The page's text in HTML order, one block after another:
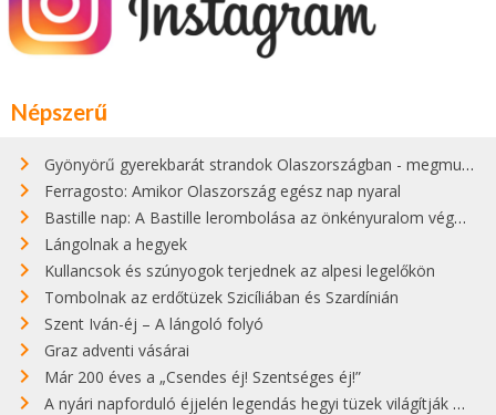
Népszerű
Gyönyörű gyerekbarát strandok Olaszországban - megmutatjuk a 15 legjobbat
Ferragosto: Amikor Olaszország egész nap nyaral
Bastille nap: A Bastille lerombolása az önkényuralom végét jelentette
Lángolnak a hegyek
Kullancsok és szúnyogok terjednek az alpesi legelőkön
Tombolnak az erdőtüzek Szicíliában és Szardínián
Szent Iván-éj – A lángoló folyó
Graz adventi vásárai
Már 200 éves a „Csendes éj! Szentséges éj!”
A nyári napforduló éjjelén legendás hegyi tüzek világítják meg Zugspitzét